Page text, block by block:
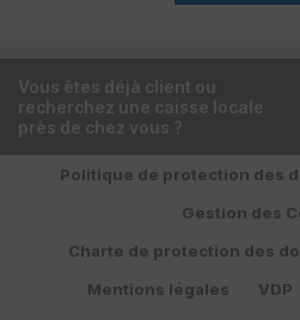
Vous êtes déjà client ou
recherchez une caisse locale
près de chez vous ?
Politique de protection des
Gestion des
Charte de protection des
Mentions légales
VDP